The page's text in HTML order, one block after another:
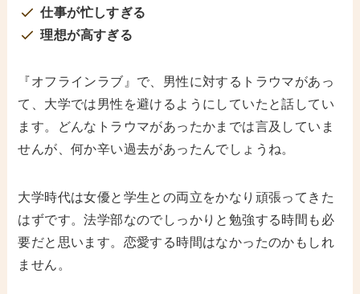
仕事が忙しすぎる
理想が高すぎる
『オフラインラブ』で、男性に対するトラウマがあっ
て、大学では男性を避けるようにしていたと話してい
ます。どんなトラウマがあったかまでは言及していま
せんが、何か辛い過去があったんでしょうね。
大学時代は女優と学生との両立をかなり頑張ってきた
はずです。法学部なのでしっかりと勉強する時間も必
要だと思います。恋愛する時間はなかったのかもしれ
ません。